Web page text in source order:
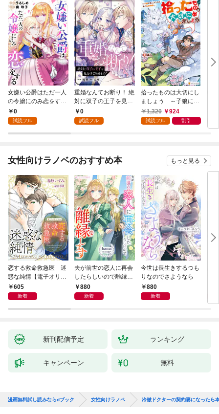
女嫌い公爵はただ一人
の令嬢にのみ恋をする
（分冊版）第１話
0
試読フル
重婚なんてお断り！ 絶
対に双子の王子を見分
けてみせます！（分冊
版） 第１話
0
試読フル
拾ったものは大切にし
ましょう ～子狼に気
に入られた男の転移物
語～
1,320 924
試読フル 割引
転
下
冒
女性向けラノベのおすすめ本 もっと見る
恋する救命救急医 迷
惑な純情【電子オリジ
ナル】
605
新着
夫が前世の恋人に再会
したらしいので離縁し
ます880
新着
今世は長生きするつも
りなのでさようなら
880
新着
話
で
新刊配信予定 ランキング
キャンペーン 無料
漫画無料試し読みならdブック 女性向けラノベ 冷徹ドクターの契約妻になったら